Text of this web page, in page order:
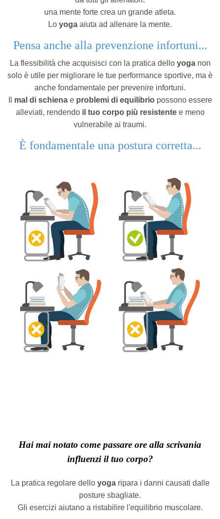
una mente forte crea un grande atleta.
Lo yoga aiuta ad allenare la mente.
Pensa anche alla prevenzione infortuni...
La flessibilità che acquisisci con la pratica dello yoganon
solo è utile per migliorare le tue performance sportive, ma è
anche fondamentale per prevenire infortuni.
mal di schienae problemi di equilibriopossono essere
alleviati, rendendoil tuo corpo più resistentee meno
vulnerabile ai traumi.
È fondamentale una postura corretta...
Hai mai notato come passare ore alla scrivania
influenzi il tuo corpo?
La pratica regolare dello yogaripara i danni causati dalle
posture sbagliate.
Gli esercizi aiutano a ristabilire l'equilibrio muscolare.